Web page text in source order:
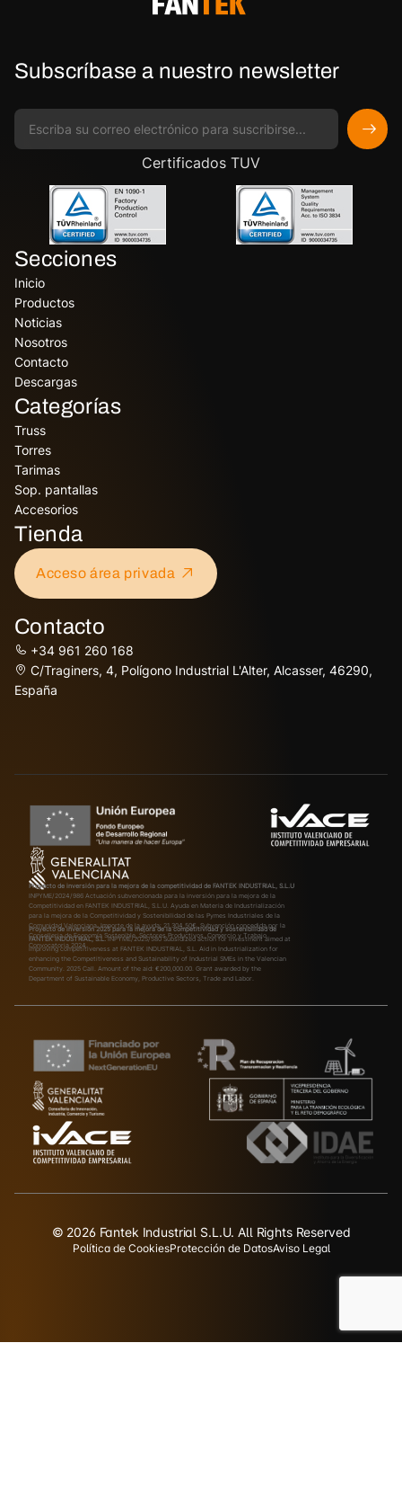
Subscríbase a nuestro newsletter
Certificados TUV
Secciones
Inicio
Productos
Noticias
Nosotros
Contacto
Descargas
Categorías
Truss
Torres
Tarimas
Sop. pantallas
Accesorios
Tienda
Acceso área privada
Contacto
+34 961 260 168
C/Traginers, 4, Polígono Industrial L'Alter, Alcasser, 46290,
España
Proyecto de inversión para la mejora de la competitividad de FANTEK INDUSTRIAL, S.L.U
INPYME/2024/986 Actuación subvencionada para la inversión para la mejora de la
Competitividad en FANTEK INDUSTRIAL, S.L.U. Ayuda en Materia de Industrialización
para la mejora de la Competitividad y Sostenibilidad de las Pymes Industriales de la
Comunidad Valenciana. Importe de la ayuda: 21.304,50€. Subvención concedida por la
Conselleria de Economía Sostenible, Sectores Productivos, Comercio y Trabajo.
Convocatoria 2024.
Proyecto de inversión 2025 para la mejora de la competitividad y sostenibilidad de
FANTEK INDUSTRIAL, S.L. INPYME/2025/580Subsidized action for investment aimed at
improving competitiveness at FANTEK INDUSTRIAL, S.L. Aid in Industrialization for
enhancing the Competitiveness and Sustainability of Industrial SMEs in the Valencian
Community. 2025 Call. Amount of the aid: €200,000.00. Grant awarded by the
Department of Sustainable Economy, Productive Sectors, Trade and Labor.
© 2026 Fantek Industrial S.L.U. All Rights Reserved
Política de CookiesProtección de DatosAviso Legal